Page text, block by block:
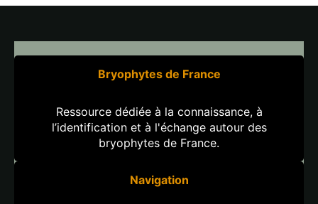
Bryophytes de France
Ressource dédiée à la connaissance, à
l’identification et à l'échange autour des
bryophytes de France.
Navigation